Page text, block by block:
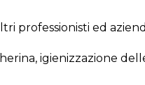
professionisti ed
igienizzazione